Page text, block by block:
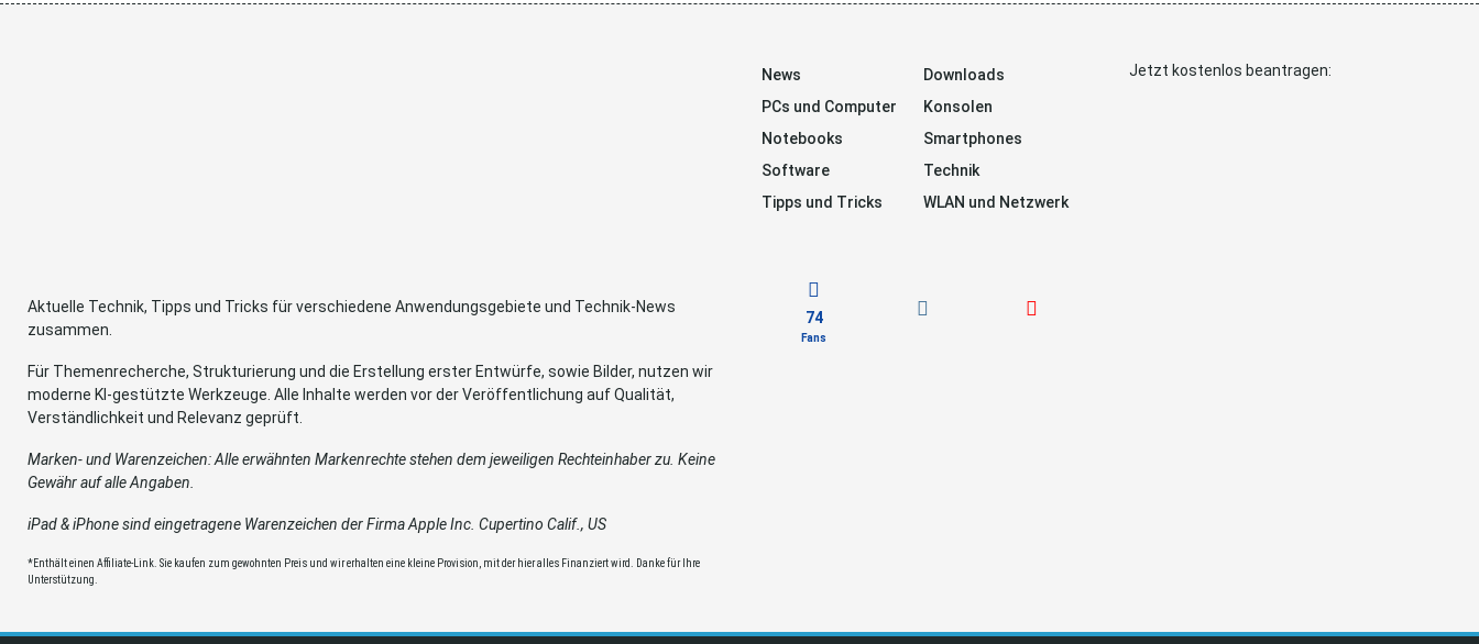
Aktuelle Technik, Tipps und Tricks für verschiedene Anwendungsgebiete und Technik-News
zusammen.
Für Themenrecherche, Strukturierung und die Erstellung erster Entwürfe, sowie Bilder, nutzen wir
moderne KI-gestützte Werkzeuge. Alle Inhalte werden vor der Veröffentlichung auf Qualität,
Verständlichkeit und Relevanz geprüft.
Marken- und Warenzeichen: Alle erwähnten Markenrechte stehen dem jeweiligen Rechteinhaber zu. Keine
Gewähr auf alle Angaben.
iPad & iPhone sind eingetragene Warenzeichen der Firma Apple Inc. Cupertino Calif., US
*Enthält einen Affiliate-Link. Sie kaufen zum gewohnten Preis und wir erhalten eine kleine Provision, mit der hier alles Finanziert wird. Danke für Ihre
Unterstützung.
News
Downloads
PCs und Computer
Konsolen
Notebooks
Smartphones
Software
Technik
Tipps und Tricks
WLAN und Netzwerk
74
Fans
Jetzt kostenlos beantragen: